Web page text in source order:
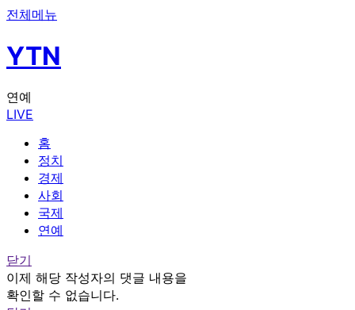
전체메뉴
YTN
연예
LIVE
홈
정치
경제
사회
국제
연예
닫기
이제 해당 작성자의 댓글 내용을
확인할 수 없습니다.